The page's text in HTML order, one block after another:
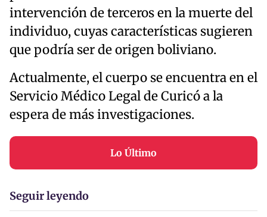
intervención de terceros en la muerte del
individuo, cuyas características sugieren
que podría ser de origen boliviano.
Actualmente, el cuerpo se encuentra en el
Servicio Médico Legal de Curicó a la
espera de más investigaciones.
Lo Último
Seguir leyendo